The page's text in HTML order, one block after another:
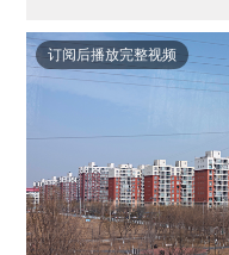
订阅后播放完整视频